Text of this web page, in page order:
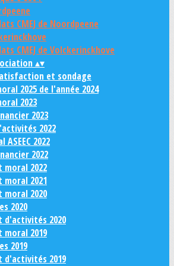
CMEJ de Noordpeene
CMEJ de Volckerinckhove
▴▾
et sondage
2025 de l'année 2024
2023
2023
2022
ASEEC 2022
2022
moral 2022
moral 2021
moral 2020
2020
d'activités 2020
moral 2019
2019
d'activités 2019